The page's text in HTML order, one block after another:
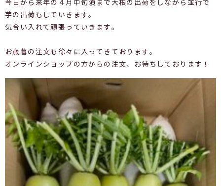
今日から来年の４月中旬頃まで大根の出荷をしながら並行で
芋の出荷もしていきます。
気合い入れて頑張っていきます。
お歳暮の注文も徐々に入ってきております。
オンラインショップの方からの注文、お待ちしております！